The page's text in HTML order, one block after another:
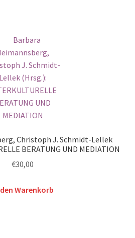
Christoph J. Schmidt-Lellek
BERATUNG UND MEDIATION
€30,00
Warenkorb